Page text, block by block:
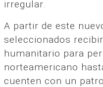
irregular.
A partir de este
seleccionados
humanitario para
norteamericano
cuenten con un